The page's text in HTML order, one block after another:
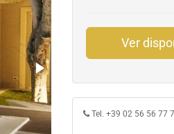
Ver
Tel. +39 02 56 56 77